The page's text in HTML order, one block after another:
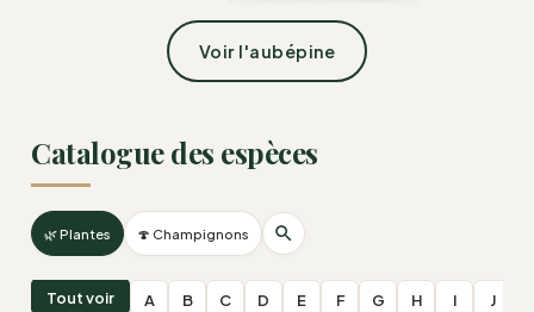
Voir l'aubépine
Catalogue des espèces
🌿 Plantes 🍄 Champignons
Tout voir A B C D E F G H I J